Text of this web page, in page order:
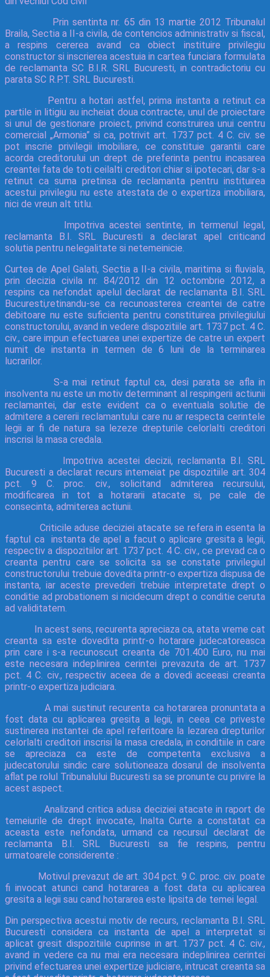
Prin sentinta nr. 65 din 13 martie 2012 Tribunalul
Braila, Sectia a II-a civila, de contencios administrativ si fiscal,
a respins cererea avand ca obiect instituire privilegiu
constructor si inscrierea acestuia in cartea funciara formulata
de reclamanta SC B.I.R. SRL Bucuresti, in contradictoriu cu
parata SC R.P.T. SRL Bucuresti.
Pentru a hotari astfel, prima instanta a retinut ca
partile in litigiu au incheiat doua contracte, unul de proiectare
si unul de gestionare proiect, privind construirea unui centru
comercial „Armonia” si ca, potrivit art. 1737 pct. 4 C. civ. se
pot inscrie privilegii imobiliare, ce constituie garantii care
acorda creditorului un drept de preferinta pentru incasarea
creantei fata de toti ceilalti creditori chiar si ipotecari, dar s-a
retinut ca suma pretinsa de reclamanta pentru instituirea
acestui privilegiu nu este atestata de o expertiza imobiliara,
nici de vreun alt titlu.
Impotriva acestei sentinte, in termenul legal,
reclamanta B.I. SRL Bucuresti a declarat apel criticand
solutia pentru nelegalitate si netemeinicie.
Curtea de Apel Galati, Sectia a II-a civila, maritima si fluviala,
prin decizia civila nr. 84/2012 din 12 octombrie 2012, a
respins ca nefondat apelul declarat de reclamanta B.I. SRL
Bucuresti,retinandu-se ca recunoasterea creantei de catre
debitoare nu este suficienta pentru constituirea privilegiului
constructorului, avand in vedere dispozitiile art. 1737 pct. 4 C.
civ., care impun efectuarea unei expertize de catre un expert
numit de instanta in termen de 6 luni de la terminarea
lucrarilor.
S-a mai retinut faptul ca, desi parata se afla in
insolventa nu este un motiv determinant al respingerii actiunii
reclamantei, dar este evident ca o eventuala solutie de
admitere a cererii reclamantului care nu ar respecta cerintele
legii ar fi de natura sa lezeze drepturile celorlalti creditori
inscrisi la masa credala.
Impotriva acestei decizii, reclamanta B.I. SRL
Bucuresti a declarat recurs intemeiat pe dispozitiile art. 304
pct. 9 C. proc. civ., solicitand admiterea recursului,
modificarea in tot a hotararii atacate si, pe cale de
consecinta, admiterea actiunii.
Criticile aduse deciziei atacate se refera in esenta la
faptul ca instanta de apel a facut o aplicare gresita a legii,
respectiv a dispozitiilor art. 1737 pct. 4 C. civ., ce prevad ca o
creanta pentru care se solicita sa se constate privilegiul
constructorului trebuie dovedita printr-o expertiza dispusa de
instanta, iar aceste prevederi trebuie interpretate drept o
conditie ad probationem si nicidecum drept o conditie ceruta
ad validitatem.
In acest sens, recurenta apreciaza ca, atata vreme cat
creanta sa este dovedita printr-o hotarare judecatoreasca
prin care i s-a recunoscut creanta de 701.400 Euro, nu mai
este necesara indeplinirea cerintei prevazuta de art. 1737
pct. 4 C. civ., respectiv aceea de a dovedi aceeasi creanta
printr-o expertiza judiciara.
A mai sustinut recurenta ca hotararea pronuntata a
fost data cu aplicarea gresita a legii, in ceea ce priveste
sustinerea instantei de apel referitoare la lezarea drepturilor
celorlalti creditori inscrisi la masa credala, in conditiile in care
se apreciaza ca este de competenta exclusiva a
judecatorului sindic care solutioneaza dosarul de insolventa
aflat pe rolul Tribunalului Bucuresti sa se pronunte cu privire la
acest aspect.
Analizand critica adusa deciziei atacate in raport de
temeiurile de drept invocate, Inalta Curte a constatat ca
aceasta este nefondata, urmand ca recursul declarat de
reclamanta B.I. SRL Bucuresti sa fie respins, pentru
urmatoarele considerente :
Motivul prevazut de art. 304 pct. 9 C. proc. civ. poate
fi invocat atunci cand hotararea a fost data cu aplicarea
gresita a legii sau cand hotararea este lipsita de temei legal.
Din perspectiva acestui motiv de recurs, reclamanta B.I. SRL
Bucuresti considera ca instanta de apel a interpretat si
aplicat gresit dispozitiile cuprinse in art. 1737 pct. 4 C. civ.,
avand in vedere ca nu mai era necesara indeplinirea cerintei
privind efectuarea unei expertize judiciare, intrucat creanta sa